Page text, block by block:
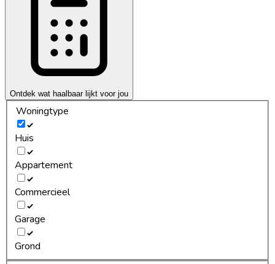
Ontdek wat haalbaar lijkt voor jou
Woningtype
Huis
Appartement
Commercieel
Garage
Grond